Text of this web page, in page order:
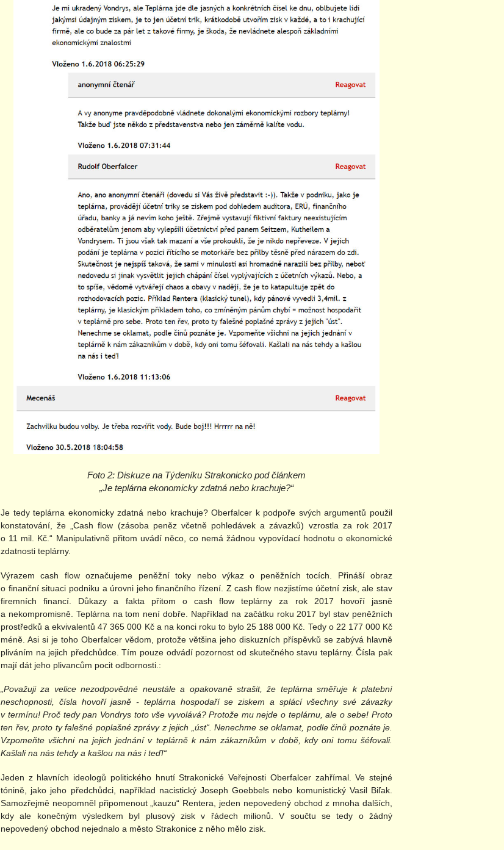
Foto 2: Diskuze na Týdeníku Strakonicko pod článkem
„Je teplárna ekonomicky zdatná nebo krachuje?“
Je tedy teplárna ekonomicky zdatná nebo krachuje? Oberfalcer k podpoře svých argumentů použil
konstatování, že „Cash flow (zásoba peněz včetně pohledávek a závazků) vzrostla za rok 2017
o 11 mil. Kč.“ Manipulativně přitom uvádí něco, co nemá žádnou vypovídací hodnotu o ekonomické
zdatnosti teplárny.
Výrazem cash flow označujeme peněžní toky nebo výkaz o peněžních tocích. Přináší obraz
o finanční situaci podniku a úrovni jeho finančního řízení. Z cash flow nezjistíme účetní zisk, ale stav
firemních financí. Důkazy a fakta přitom o cash flow teplárny za rok 2017 hovoří jasně
a nekompromisně. Teplárna na tom není dobře. Například na začátku roku 2017 byl stav peněžních
prostředků a ekvivalentů 47 365 000 Kč a na konci roku to bylo 25 188 000 Kč. Tedy o 22 177 000 Kč
méně. Asi si je toho Oberfalcer vědom, protože většina jeho diskuzních příspěvků se zabývá hlavně
pliváním na jejich předchůdce. Tím pouze odvádí pozornost od skutečného stavu teplárny. Čísla pak
mají dát jeho plivancům pocit odbornosti.:
„Považuji za velice nezodpovědné neustále a opakovaně strašit, že teplárna směřuje k platební
neschopnosti, čísla hovoří jasně - teplárna hospodaří se ziskem a splácí všechny své závazky
v termínu! Proč tedy pan Vondrys toto vše vyvolává? Protože mu nejde o teplárnu, ale o sebe! Proto
ten řev, proto ty falešné poplašné zprávy z jejich „úst“. Nenechme se oklamat, podle činů poznáte je.
Vzpomeňte všichni na jejich jednání v teplárně k nám zákazníkům v době, kdy oni tomu šéfovali.
Kašlali na nás tehdy a kašlou na nás i teď!“
Jeden z hlavních ideologů politického hnutí Strakonické Veřejnosti Oberfalcer zahřímal. Ve stejné
tónině, jako jeho předchůdci, například nacistický Joseph Goebbels nebo komunistický Vasil Biľak.
Samozřejmě neopomněl připomenout „kauzu“ Rentera, jeden nepovedený obchod z mnoha dalších,
kdy ale konečným výsledkem byl plusový zisk v řádech milionů. V součtu se tedy o žádný
nepovedený obchod nejednalo a město Strakonice z něho mělo zisk.